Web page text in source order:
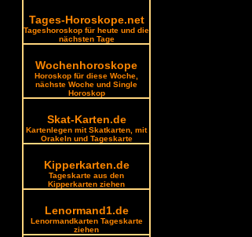
Tages-Horoskope.net
Tageshoroskop für heute und die
nächsten Tage
Wochenhoroskope
Horoskop für diese Woche,
nächste Woche und Single
Horoskop
Skat-Karten.de
Kartenlegen mit Skatkarten, mit
Orakeln und Tageskarte
Kipperkarten.de
Tageskarte aus den
Kipperkarten ziehen
Lenormand1.de
Lenormandkarten Tageskarte
ziehen